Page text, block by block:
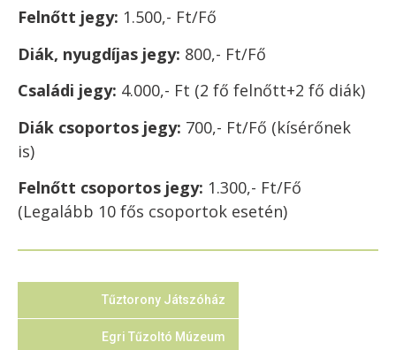
Felnőtt jegy: 1.500,- Ft/Fő
Diák, nyugdíjas jegy: 800,- Ft/Fő
Családi jegy: 4.000,- Ft (2 fő felnőtt+2 fő diák)
Diák csoportos jegy: 700,- Ft/Fő (kísérőnek
is)
Felnőtt csoportos jegy: 1.300,- Ft/Fő
(Legalább 10 fős csoportok esetén)
Tűztorony Játszóház
Egri Tűzoltó Múzeum